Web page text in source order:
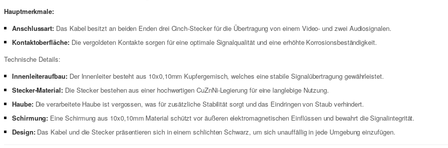
Hauptmerkmale:
Anschlussart: Das Kabel besitzt an beiden Enden drei Cinch-Stecker für die Übertragung von einem Video- und zwei Audiosignalen.
Kontaktoberfläche:Die vergoldeten Kontakte sorgen für eine optimale Signalqualität und eine erhöhte Korrosionsbeständigkeit.
Technische Details:
Innenleiteraufbau:Der Innenleiter besteht aus 10x0,10mm Kupfergemisch, welches eine stabile Signalübertragung gewährleistet.
Stecker-Material:Die Stecker bestehen aus einer hochwertigen CuZnNi-Legierung für eine langlebige Nutzung.
Haube:Die verarbeitete Haube ist vergossen, was für zusätzliche Stabilität sorgt und das Eindringen von Staub verhindert.
Schirmung: Eine Schirmung aus 10x0,10mm Material schützt vor äußeren elektromagnetischen Einflüssen und bewahrt die Signalintegrität.
Design:Das Kabel und die Stecker präsentieren sich in einem schlichten Schwarz, um sich unauffällig in jede Umgebung einzufügen.